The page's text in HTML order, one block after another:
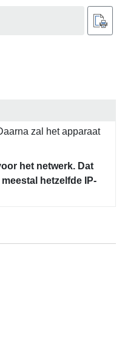
zal het apparaat
het netwerk. Dat
hetzelfde IP-